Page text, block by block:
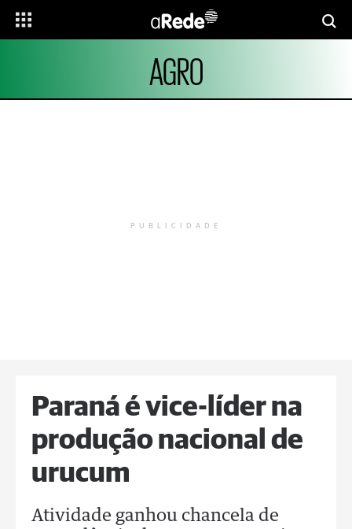
AGRO
PUBLICIDADE
Paraná é vice-líder na
produção nacional de
urucum
Atividade ganhou chancela de